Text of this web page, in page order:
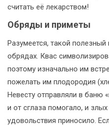
считать её лекарством!
Обряды и приметы
Разумеется, такой
обрядах. Квас
поэтому изначально им
пожелать им плодородия
Невесту отправляли в
и от сглаза помогало, и
удовольствия приносило.